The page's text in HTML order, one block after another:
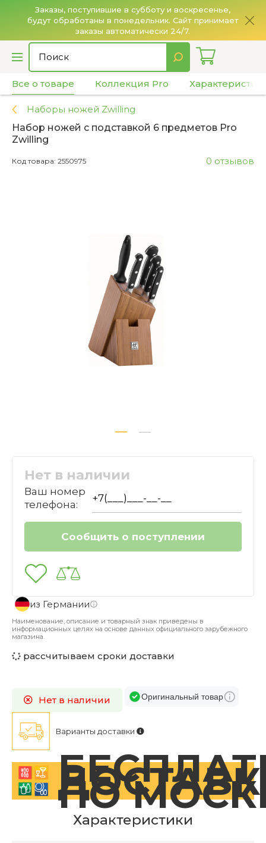
Заказы, поступившие в субботу и воскресенье,
будут обработаны в понедельник. Сайт принимает
заказы автоматически 24/7.
Все о товаре Коллекция Pro
Наборы ножей Zwilling
Набор ножей с подставкой 6 предметов Pro
Zwilling
0 отзывов
Код товара: 2550975
Нет в наличии
Ваш номер
телефона:
из Германии
Наименование, описание и товарный знак приведены в
информационных целях на основе данных официального зарубежного
магазина.
рассчитываем сроки доставки
Варианты доставки
Нет в наличии Оригинальный товар
ПО
Характеристики